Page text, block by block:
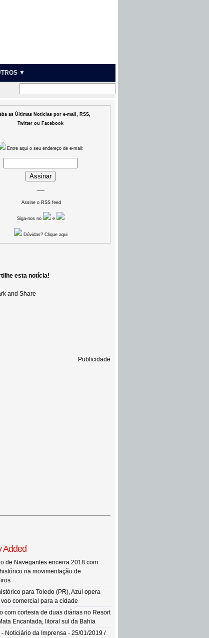
▼
as Últimas Notícias por e-mail, RSS,
Twitter ou Facebook
Entre aqui o seu endereço de e-mail:
Assine o RSS feed
Siga-nos no e
Dúvidas? Clique aqui
esta notícia!
Publicidade
Added
de Navegantes encerra 2018 com
na movimentação de
para Toledo (PR), Azul opera
comercial para a cidade
com cortesia de duas diárias no Resort
Encantada, litoral sul da Bahia
- Noticiário da Imprensa - 25/01/2019 /